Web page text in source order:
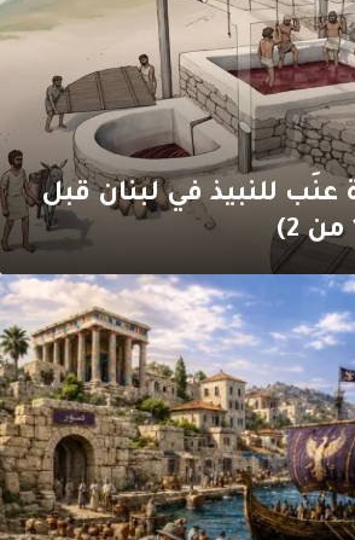
للنبيذ في لبنان قبل